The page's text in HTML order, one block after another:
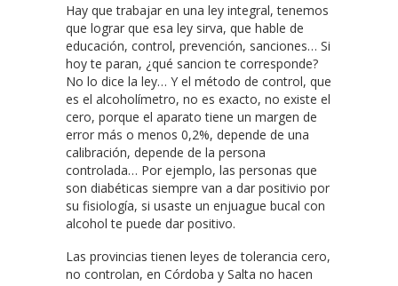
Hay que trabajar en una ley integral, tenemos
que lograr que esa ley sirva, que hable de
educación, control, prevención, sanciones… Si
hoy te paran, ¿qué sancion te corresponde?
No lo dice la ley… Y el método de control, que
es el alcoholímetro, no es exacto, no existe el
cero, porque el aparato tiene un margen de
error más o menos 0,2%, depende de una
calibración, depende de la persona
controlada… Por ejemplo, las personas que
son diabéticas siempre van a dar positivio por
su fisiología, si usaste un enjuague bucal con
alcohol te puede dar positivo.
Las provincias tienen leyes de tolerancia cero,
no controlan, en Córdoba y Salta no hacen